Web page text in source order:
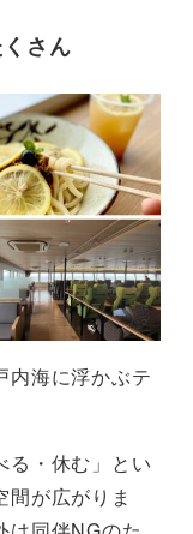
さん
内海に浮かぶテ
る・休む」とい
が広がりま